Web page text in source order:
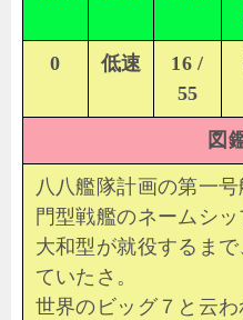
0 低速
16 /
55
図
八八艦隊計画の第一
門型戦艦のネームシッ
大和型が就役するま
ていたさ。
世界のビッグ７と云わ